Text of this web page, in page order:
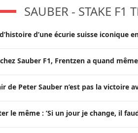
SAUBER - STAKE F1
d’une écurie suisse iconique
Sauber F1, Frentzen a quand
de Peter Sauber n’est pas la victoire
le même : ’Si un jour je change, il